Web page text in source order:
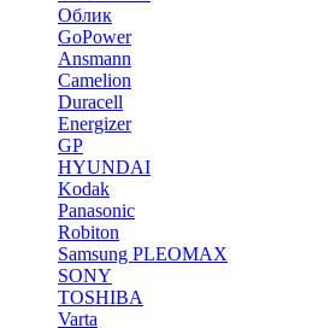
Облик
GoPower
Ansmann
Camelion
Duracell
Energizer
GP
HYUNDAI
Kodak
Panasonic
Robiton
Samsung PLEOMAX
SONY
TOSHIBA
Varta